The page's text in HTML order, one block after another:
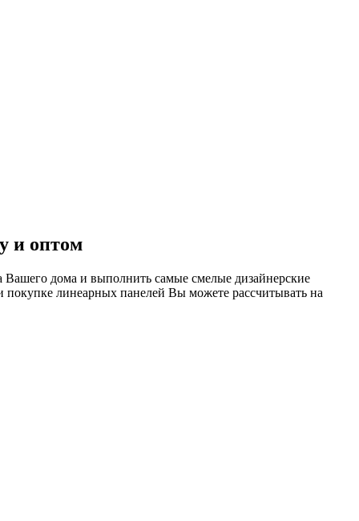
и оптом
дома и выполнить самые смелые дизайнерские
линеарных панелей Вы можете рассчитывать на